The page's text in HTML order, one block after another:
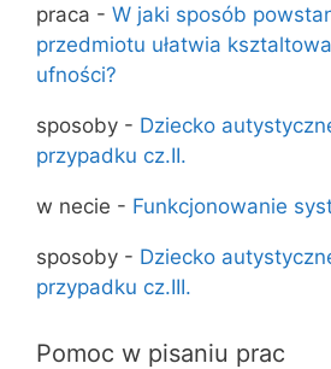
praca - W jaki sposób
przedmiotu ułatwia
ufności?
sposoby - Dziecko
przypadku cz.II.
w necie - Funkcjonowanie
sposoby - Dziecko
przypadku cz.III.
Pomoc w pisaniu prac